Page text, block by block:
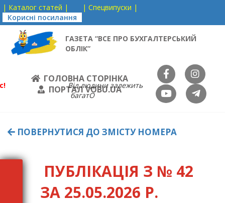
| Каталог статей |
| Спецвипуски |
Корисні посилання
ГАЗЕТА “ВСЕ ПРО БУХГАЛТЕРСЬКИЙ
ОБЛІК”
ГОЛОВНА СТОРІНКА
ПОРТАЛ VOBU.UA
Від людини залежить
багатО
ПОВЕРНУТИСЯ ДО ЗМІСТУ НОМЕРА
ПУБЛІКАЦІЯ З № 42
ЗА 25.05.2026 Р.